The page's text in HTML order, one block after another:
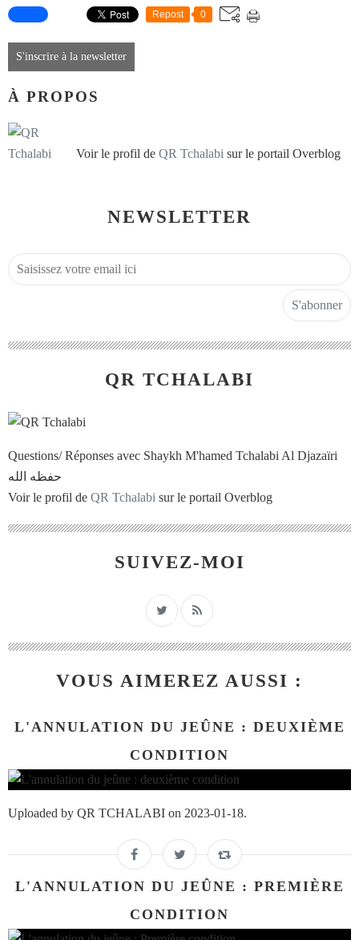
Repost 0
S'inscrire à la newsletter
À PROPOS
Voir le profil de QR Tchalabi sur le portail Overblog
NEWSLETTER
QR TCHALABI
Questions/ Réponses avec Shaykh M'hamed Tchalabi Al Djazaïri
حفظه الله
Voir le profil de QR Tchalabi sur le portail Overblog
SUIVEZ-MOI
VOUS AIMEREZ AUSSI :
L'ANNULATION DU JEÛNE : DEUXIÈME
CONDITION
Uploaded by QR TCHALABI on 2023-01-18.
L'ANNULATION DU JEÛNE : PREMIÈRE
CONDITION